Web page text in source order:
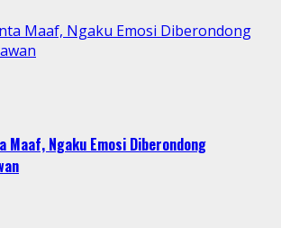
Maaf, Ngaku Emosi Diberondong
Maaf, Ngaku Emosi Diberondong